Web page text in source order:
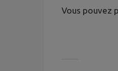
Vous pouvez